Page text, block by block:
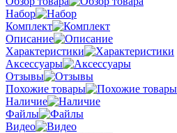
Набор
Комплект
Описание
Характеристики
Аксессуары
Отзывы
Похожие товары
Наличие
Файлы
Видео